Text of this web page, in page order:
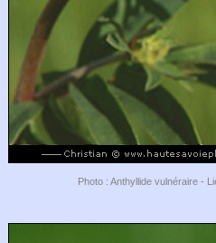
Photo : Anthyllide vulnéraire -